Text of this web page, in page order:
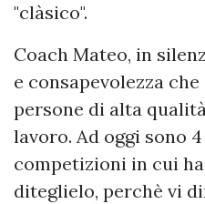
"clàsico".
Coach Mateo, in
e consapevolezza
persone di alta
lavoro. Ad oggi sono
competizioni in cui
diteglielo, perchè vi